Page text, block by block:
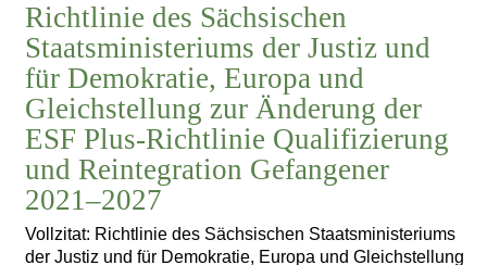
Richtlinie des Sächsischen
Staatsministeriums der Justiz und
für Demokratie, Europa und
Gleichstellung zur Änderung der
ESF Plus-Richtlinie Qualifizierung
und Reintegration Gefangener
2021–2027
Vollzitat: Richtlinie des Sächsischen Staatsministeriums
der Justiz und für Demokratie, Europa und Gleichstellung